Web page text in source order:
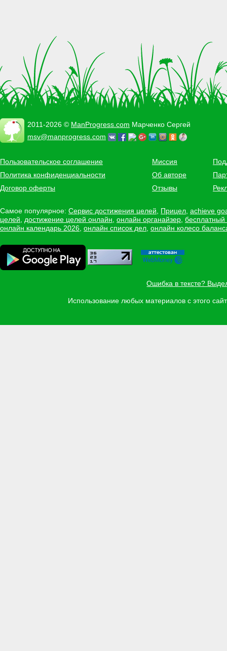
2011-2026 © ManProgress.com Марченко Сергей
msv@manprogress.com
Пользовательское соглашение
Политика конфиденциальности
Договор оферты
Миссия
Об авторе
Отзывы
Самое популярное: Сервис достижения целей Прицел achieve
целей
достижение целей онлайн онлайн органайзер
онлайн календарь 2026 онлайн список дел онлайн колесо
Ошибка в тексте?
Использование любых материалов с этого
Задать вопрос